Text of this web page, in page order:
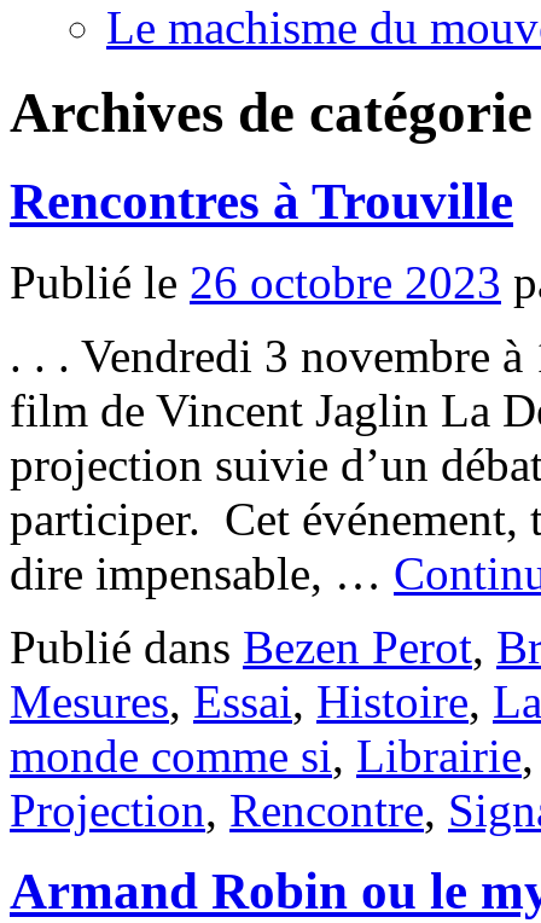
Le machisme du
Archives de
Rencontres à Trouville
Publié le 26 octobre 2023
. . . Vendredi 3 novembre
film de Vincent Jaglin La
projection suivie d’un
participer. Cet événement,
dire impensable, …
Publié dans Bezen Perot,
Mesures, Essai, Histoire,
monde comme si, Librairie
Projection, Rencontre,
Armand Robin ou le